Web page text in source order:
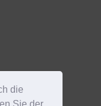
die
Sie der